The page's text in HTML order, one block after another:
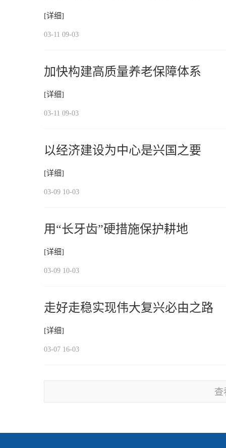
[详细]
03-11 09-03
加快构建高质量养老保障体系
[详细]
03-11 09-03
以经济建设为中心是兴国之要
[详细]
03-09 10-03
用“长牙齿”硬措施保护耕地
[详细]
03-09 10-03
走好走稳实现伟大复兴必由之路
[详细]
03-07 16-03
查